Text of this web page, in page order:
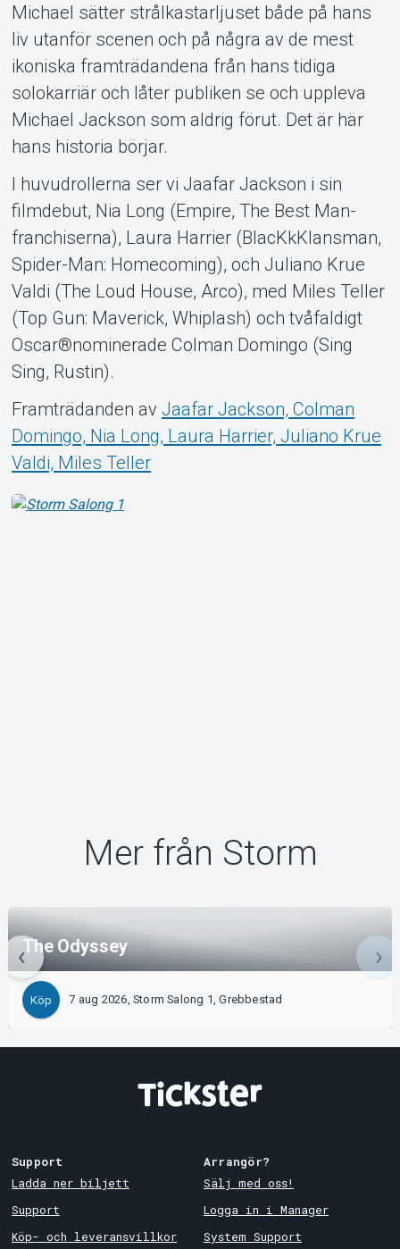
Michael sätter strålkastarljuset både på hans
liv utanför scenen och på några av de mest
ikoniska framträdandena från hans tidiga
solokarriär och låter publiken se och uppleva
Michael Jackson som aldrig förut. Det är här
hans historia börjar.
I huvudrollerna ser vi Jaafar Jackson i sin
filmdebut, Nia Long (Empire, The Best Man-
franchiserna), Laura Harrier (BlacKkKlansman,
Spider-Man: Homecoming), och Juliano Krue
Valdi (The Loud House, Arco), med Miles Teller
(Top Gun: Maverick, Whiplash) och tvåfaldigt
Oscar®nominerade Colman Domingo (Sing
Sing, Rustin).
Framträdanden av Jaafar Jackson, Colman
Domingo, Nia Long, Laura Harrier, Juliano Krue
Valdi, Miles Teller
Mer från Storm
The Odyssey
Köp 7 aug 2026, Storm Salong 1, Grebbestad
Support
Ladda ner biljett
Support
Köp- och leveransvillkor
Arrangör?
Sälj med oss!
Logga in i Manager
System Support